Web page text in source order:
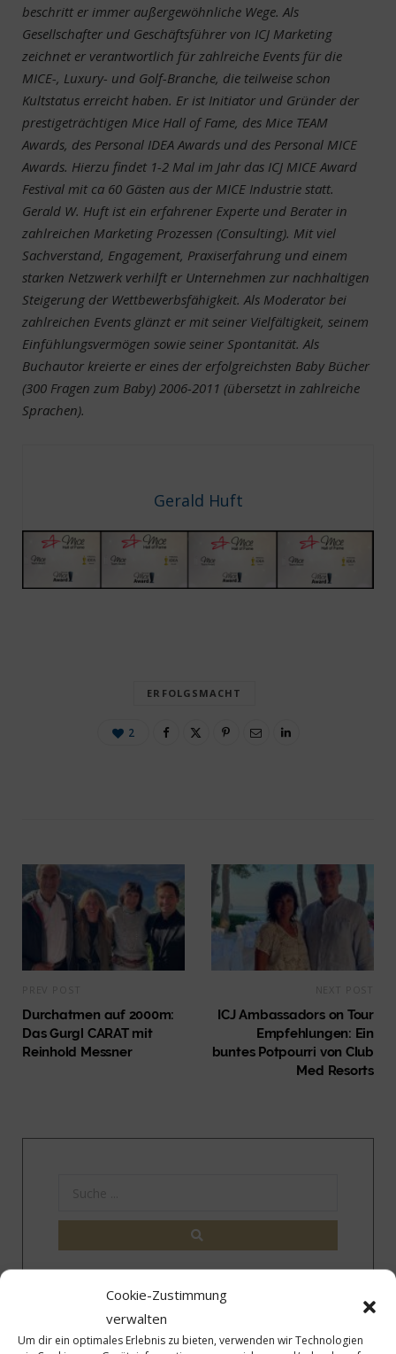
Cookie-Zustimmung
verwalten
Um dir ein optimales Erlebnis zu bieten, verwenden wir Technologien
beschritt er immer außergewöhnliche Wege. Als
Gesellschafter und Geschäftsführer von ICJ Marketing
zeichnet er verantwortlich für zahlreiche Events für die
MICE-, Luxury- und Golf-Branche, die teilweise schon
Kultstatus erreicht haben. Er ist Initiator und Gründer der
prestigeträchtigen Mice Hall of Fame, des Mice TEAM
Awards, des Personal IDEA Awards und des Personal MICE
Awards. Hierzu findet 1-2 Mal im Jahr das ICJ MICE Award
Festival mit ca 60 Gästen aus der MICE Industrie statt.
Gerald W. Huft ist ein erfahrener Experte und Berater in
zahlreichen Marketing Prozessen (Consulting). Mit viel
Sachverstand, Engagement, Praxiserfahrung und einem
starken Netzwerk verhilft er Unternehmen zur nachhaltigen
Steigerung der Wettbewerbsfähigkeit. Als Moderator bei
zahlreichen Events glänzt er mit seiner Vielfältigkeit, seinem
Einfühlungsvermögen sowie seiner Spontanität. Als
Buchautor kreierte er eines der erfolgreichsten Baby Bücher
(300 Fragen zum Baby) 2006-2011 (übersetzt in zahlreiche
Sprachen).
Gerald Huft
ERFOLGSMACHT
2
Durchatmen auf 2000m:
Das Gurgl CARAT mit
Reinhold Messner
ICJ Ambassadors on Tour
Empfehlungen: Ein
buntes Potpourri von Club
Med Resorts
40 Jahre ICJ – Wir gratulieren